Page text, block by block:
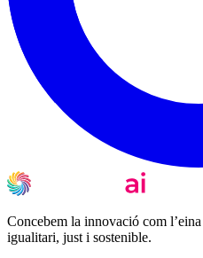
Concebem la innovació com
igualitari, just i sostenible.